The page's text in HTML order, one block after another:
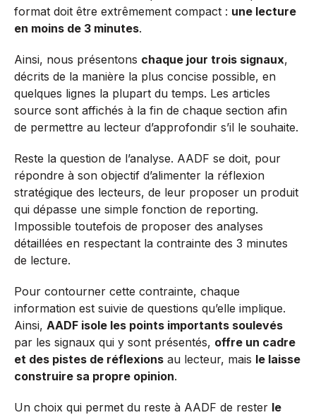
format doit être extrêmement compact : une lecture
en moins de 3 minutes.
Ainsi, nous présentons chaque jour trois signaux,
décrits de la manière la plus concise possible, en
quelques lignes la plupart du temps. Les articles
source sont affichés à la fin de chaque section afin
de permettre au lecteur d’approfondir s’il le souhaite.
Reste la question de l’analyse. AADF se doit, pour
répondre à son objectif d’alimenter la réflexion
stratégique des lecteurs, de leur proposer un produit
qui dépasse une simple fonction de reporting.
Impossible toutefois de proposer des analyses
détaillées en respectant la contrainte des 3 minutes
de lecture.
Pour contourner cette contrainte, chaque
information est suivie de questions qu’elle implique.
Ainsi, AADF isole les points importants soulevés
par les signaux qui y sont présentés, offre un cadre
et des pistes de réflexions au lecteur, mais le laisse
construire sa propre opinion.
Un choix qui permet du reste à AADF de rester le